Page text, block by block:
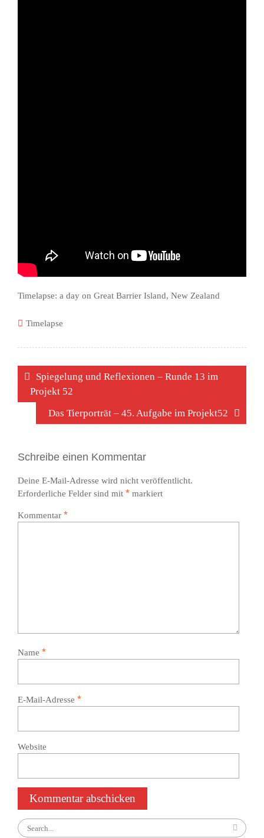
Timelapse: a day on Great Barrier Island, New Zealand
Timelapse
Beitragsnavigation
Spiegelung und Reflexionen – Runde 13 im
Projekt 52
Das Tierporträt – 45. Aufgabe im Projekt52
Schreibe einen Kommentar
Deine E-Mail-Adresse wird nicht veröffentlicht.
Erforderliche Felder sind mit * markiert
Kommentar *
Name *
E-Mail-Adresse *
Website
Search